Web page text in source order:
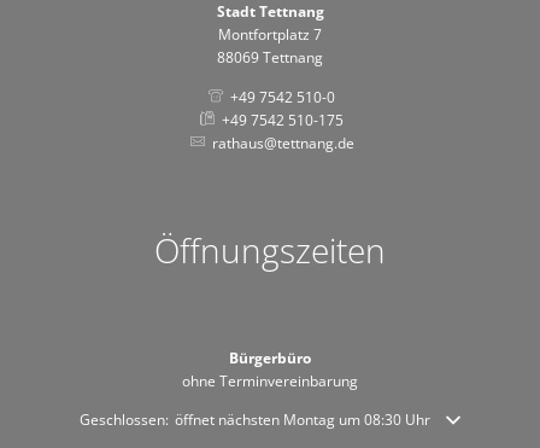
Stadt Tettnang
Montfortplatz 7
88069 Tettnang
+49 7542 510-0
+49 7542 510-175
rathaus@tettnang.de
Öffnungszeiten
Bürgerbüro
ohne Terminvereinbarung
Klicken, um weitere Öffnungs- oder Schließzeiten auszublenden
Geschlossen: öffnet nächsten Montag um 08:30 Uhr